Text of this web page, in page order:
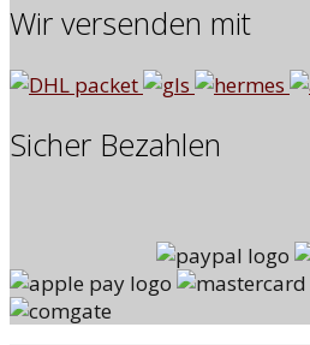
Wir versenden mit
Sicher Bezahlen